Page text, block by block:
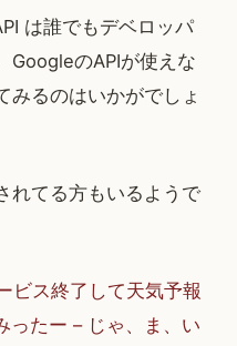
は誰でもデベロッパ
GoogleのAPIが使えな
みるのはいかがでしょ
れてる方もいるようで
ビス終了して天気予報
たー – じゃ、ま、い